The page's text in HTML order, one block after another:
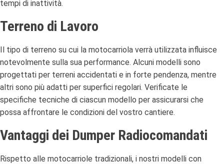
tempi di inattività.
Terreno di Lavoro
Il tipo di terreno su cui la motocarriola verrà utilizzata influisce
notevolmente sulla sua performance. Alcuni modelli sono
progettati per terreni accidentati e in forte pendenza, mentre
altri sono più adatti per superfici regolari. Verificate le
specifiche tecniche di ciascun modello per assicurarsi che
possa affrontare le condizioni del vostro cantiere.
Vantaggi dei Dumper Radiocomandati
Rispetto alle motocarriole tradizionali, i nostri modelli con